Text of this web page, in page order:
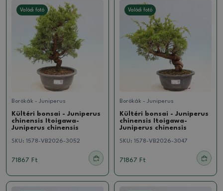
Valódi fotó
Borókák - Juniperus
Kültéri bonsai - Juniperus
chinensis Itoigawa-
Juniperus chinensis
SKU: 1578-VB2026-3052
71867 Ft
Valódi fotó
Borókák - Juniperus
Kültéri bonsai - Juniperus
chinensis Itoigawa-
Juniperus chinensis
SKU: 1578-VB2026-3047
71867 Ft